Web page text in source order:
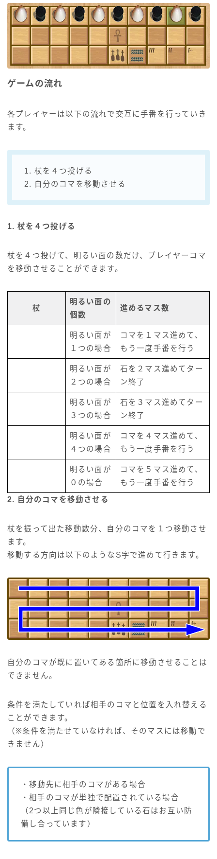
ゲームの流れ
各プレイヤーは以下の流れで交互に手番を行っていき
ます。
1. 杖を４つ投げる
2. 自分のコマを移動させる
1. 杖を４つ投げる
杖を４つ投げて、明るい面の数だけ、プレイヤーコマ
を移動させることができます。
杖
明るい面の
個数
進めるマス数
明るい面が
１つの場合
コマを１マス進めて、
もう一度手番を行う
明るい面が
２つの場合
石を２マス進めてター
ン終了
明るい面が
３つの場合
石を３マス進めてター
ン終了
明るい面が
４つの場合
コマを４マス進めて、
もう一度手番を行う
明るい面が
０の場合
コマを５マス進めて、
もう一度手番を行う
2. 自分のコマを移動させる
杖を振って出た移動数分、自分のコマを１つ移動させ
ます。
移動する方向は以下のようなS字で進めて行きます。
自分のコマが既に置いてある箇所に移動させることは
できません。
条件を満たしていれば相手のコマと位置を入れ替える
ことができます。
（※条件を満たせていなければ、そのマスには移動で
きません）
・移動先に相手のコマがある場合
・相手のコマが単独で配置されている場合
（2つ以上同じ色が隣接している石はお互い防
備し合っています）